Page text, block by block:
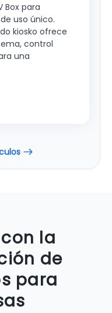
Box para
uso único.
kiosko ofrece
control
una
la
de
para